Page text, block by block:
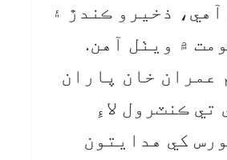
ذخيرو ڪندڙ ۽
۾ ويٺل آهن.
عمران خان پاران
ڪنٽرول لاءِ
کي هدايتون